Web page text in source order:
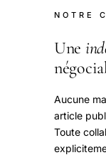
NOTRE
Une
Aucune
article
Toute